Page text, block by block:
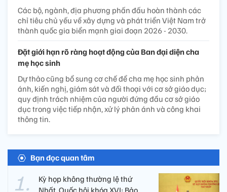
Các bộ, ngành, địa phương phấn đấu hoàn thành các
chỉ tiêu chủ yếu về xây dựng và phát triển Việt Nam trở
thành quốc gia biển mạnh giai đoạn 2026 - 2030.
Đặt giới hạn rõ ràng hoạt động của Ban đại diện cha
mẹ học sinh
Dự thảo cũng bổ sung cơ chế để cha mẹ học sinh phản
ánh, kiến nghị, giám sát và đối thoại với cơ sở giáo dục;
quy định trách nhiệm của người đứng đầu cơ sở giáo
dục trong việc tiếp nhận, xử lý phản ánh và công khai
thông tin.
Bạn đọc quan tâm
Kỳ họp không thường lệ thứ
Nhất, Quốc hội khóa XVI: Bảo